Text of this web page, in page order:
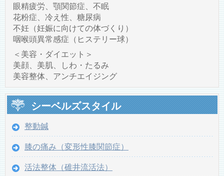
眼精疲労、顎関節症、不眠
花粉症、冷え性、糖尿病
不妊（妊娠に向けての体づくり）
咽喉頭異常感症（ヒステリー球）
＜美容・ダイエット＞
美顔、美肌、しわ・たるみ
美容整体、アンチエイジング
シーベルズスタイル
整動鍼
膝の痛み（変形性膝関節症）
活法整体（碓井流活法）